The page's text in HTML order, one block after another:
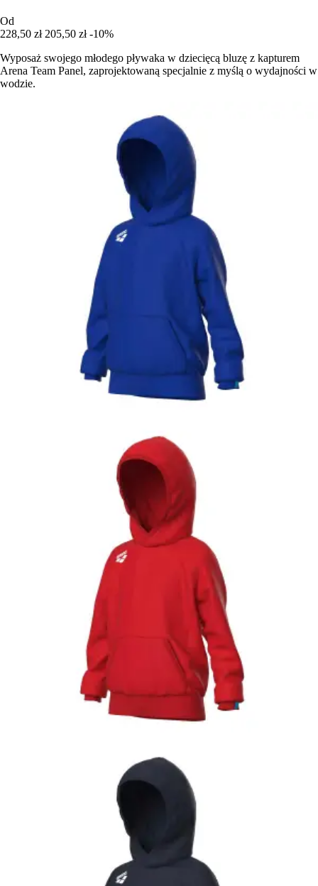
Od
228,50 zł 205,50 zł -10%
Wyposaż swojego młodego pływaka w dziecięcą bluzę z kapturem
Arena Team Panel, zaprojektowaną specjalnie z myślą o wydajności w
wodzie.